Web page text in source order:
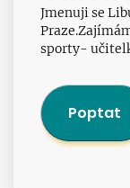
Jmenuji se
sporty-
Poptat